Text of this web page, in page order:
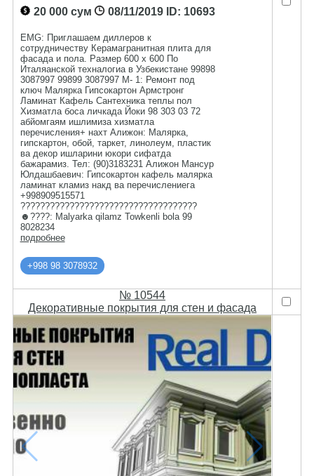
20 000 сум 08/11/2019ID: 10693
ЕМG: Приглашаем диллеров к
сотрудничеству Керамагранитная плита для
фасада и пола. Размер 600 х 600 По
Италяанской техналогиа в Узбекистане 99898
3087997 99899 3087997 М- 1: Ремонт под
ключ Малярка Гипсокартон Армстронг
Ламинат Кафель Сантехника теплы пол
Хизматла боса личкада Йоки 98 303 03 72
абйомгаям ишлимиза хизматла
перечисления+ нахт Алижон: Малярка,
гипскартон, обой, таркет, линолеум, пластик
ва декор ишларини юкори сифатда
бажарамиз. Тел: (90)3183231 Алижон Мансур
Юлдашбаевич: Гипсокартон кафель малярка
ламинат кламиз накд ва перечислениега
+998909515571
????????????????????????????????????
☻????: Malyarka qilamz Towkenli bola 99
8028234
подробнее
+998 98 3078932
№ 10544
Декоративные покрытия для стен и фасада